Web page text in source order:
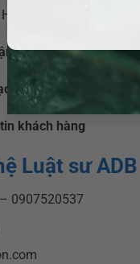
Hàng trăm vụ việc
Đức:Hiểu luật – hiểu
khách hàng
Luật sư ADB
0907520537